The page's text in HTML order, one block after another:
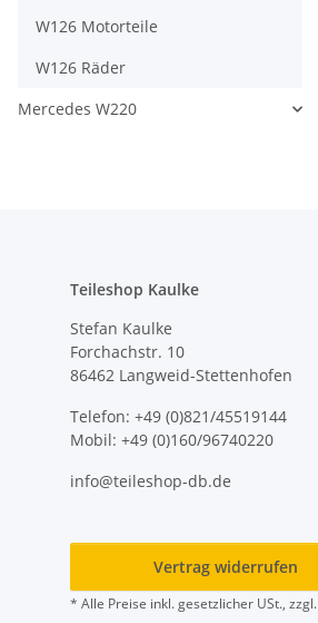
W126 Motorteile
W126 Räder
Mercedes W220
Teileshop Kaulke
Stefan Kaulke
Forchachstr. 10
86462 Langweid-Stettenhofen
Telefon: +49 (0)821/45519144
Mobil: +49 (0)160/96740220
info@teileshop-db.de
Vertrag widerrufen
* Alle Preise inkl. gesetzlicher USt., zzgl.